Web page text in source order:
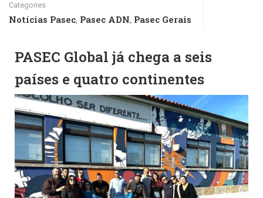
Categories
Notícias Pasec, Pasec ADN, Pasec Gerais
PASEC Global já chega a seis
países e quatro continentes